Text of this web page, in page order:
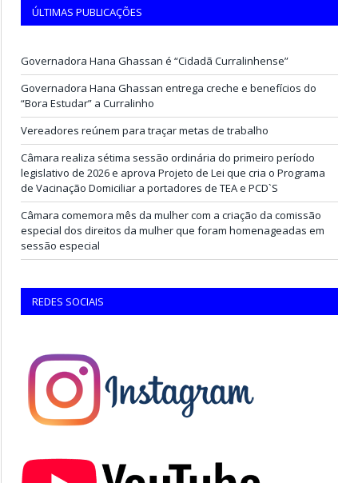
ÚLTIMAS PUBLICAÇÕES
Governadora Hana Ghassan é “Cidadã Curralinhense”
Governadora Hana Ghassan entrega creche e benefícios do
“Bora Estudar” a Curralinho
Vereadores reúnem para traçar metas de trabalho
Câmara realiza sétima sessão ordinária do primeiro período
legislativo de 2026 e aprova Projeto de Lei que cria o Programa
de Vacinação Domiciliar a portadores de TEA e PCD`S
Câmara comemora mês da mulher com a criação da comissão
especial dos direitos da mulher que foram homenageadas em
sessão especial
REDES SOCIAIS